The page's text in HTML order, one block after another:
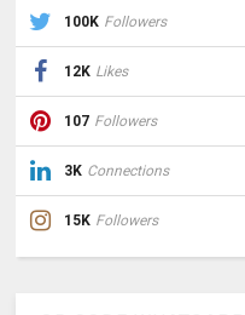
100K Followers
12K Likes
107 Followers
3K Connections
15K Followers